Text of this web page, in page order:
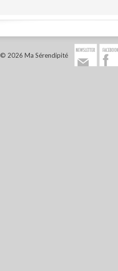
© 2026 Ma Sérendipité